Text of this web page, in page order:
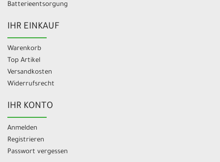
Batterieentsorgung
IHR EINKAUF
Warenkorb
Top Artikel
Versandkosten
Widerrufsrecht
IHR KONTO
Anmelden
Registrieren
Passwort vergessen